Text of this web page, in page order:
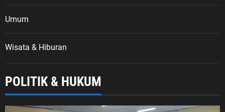
Umum
Wisata & Hiburan
POLITIK & HUKUM